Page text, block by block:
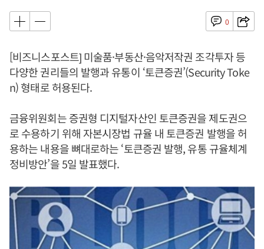
0
[비즈니스포스트] 미술품·부동산·음악저작권 조각투자 등
다양한 권리들의 발행과 유통이 ‘토큰증권’(Security Toke
n) 형태로 허용된다.
금융위원회는 증권형 디지털자산인 토큰증권을 제도권으
로 수용하기 위해 자본시장법 규율 내 토큰증권 발행을 허
용하는 내용을 뼈대로하는 ‘토큰증권 발행, 유통 규율체계
정비방안’을 5일 발표했다.